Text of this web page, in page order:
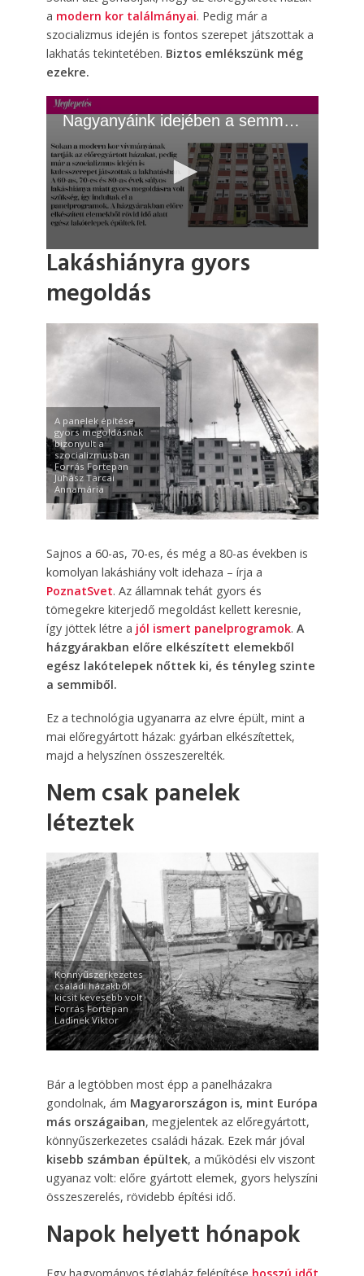
a modern kor találmányai. Pedig már a
szocializmus idején is fontos szerepet játszottak a
lakhatás tekintetében. Biztos emlékszünk még
ezekre.
Lakáshiányra gyors
megoldás
A panelek építése
gyors megoldásnak
bizonyult a
szocializmusban
Forrás Fortepan
Juhász Tarcai
Annamária
Sajnos a 60-as, 70-es, és még a 80-as években is
komolyan lakáshiány volt idehaza – írja a
PoznatSvet. Az államnak tehát gyors és
tömegekre kiterjedő megoldást kellett keresnie,
így jöttek létre a jól ismert panelprogramok. A
házgyárakban előre elkészített elemekből
egész lakótelepek nőttek ki, és tényleg szinte
a semmiből.
Ez a technológia ugyanarra az elvre épült, mint a
mai előregyártott házak: gyárban elkészítettek,
majd a helyszínen összeszerelték.
Nem csak panelek
léteztek
Könnyűszerkezetes
családi házakból
kicsit kevesebb volt
Forrás Fortepan
Ladinek Viktor
Bár a legtöbben most épp a panelházakra
gondolnak, ám Magyarországon is, mint Európa
más országaiban, megjelentek az előregyártott,
könnyűszerkezetes családi házak. Ezek már jóval
kisebb számban épültek, a működési elv viszont
ugyanaz volt: előre gyártott elemek, gyors helyszíni
összeszerelés, rövidebb építési idő.
Napok helyett hónapok